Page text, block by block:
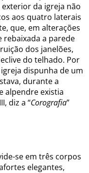
da igreja não
aos quatro laterais
que, em alterações
a parede
dos janelões,
do telhado. Por
dispunha de um
durante a
alpendre existia
diz a “Corografia”
se em três corpos
elegantes,